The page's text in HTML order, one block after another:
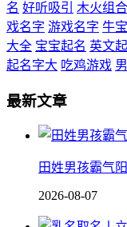
名 好听吸引 木火组合
戏名字 游戏名字 牛
大全 宝宝起名 英文
起名字大 吃鸡游戏
最新文章
田姓男孩霸气
2026-08-07